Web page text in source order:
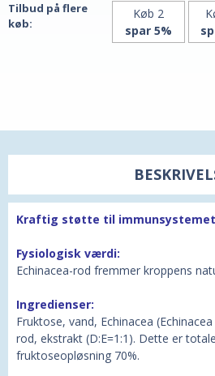
Tilbud på flere
køb:
Køb 2
spar 5%
Kraftig støtte til
Fysiologisk værdi:
Echinacea-rod fremmer kroppens
Ingredienser:
Fruktose, vand, Echinacea
rod, ekstrakt (D:E=1:1). Dette er
fruktoseopløsning 70%.